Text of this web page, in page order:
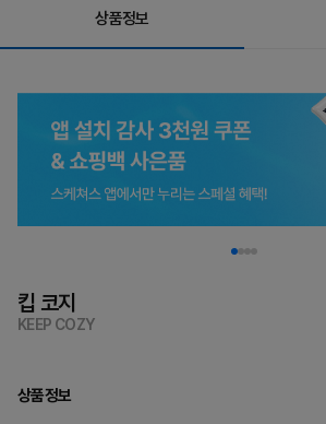
상품정보
킵 코지
KEEP COZY
상품정보